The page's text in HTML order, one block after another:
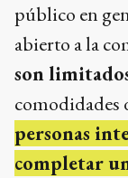
público en
abierto a la
son
comodidades
personas
completar